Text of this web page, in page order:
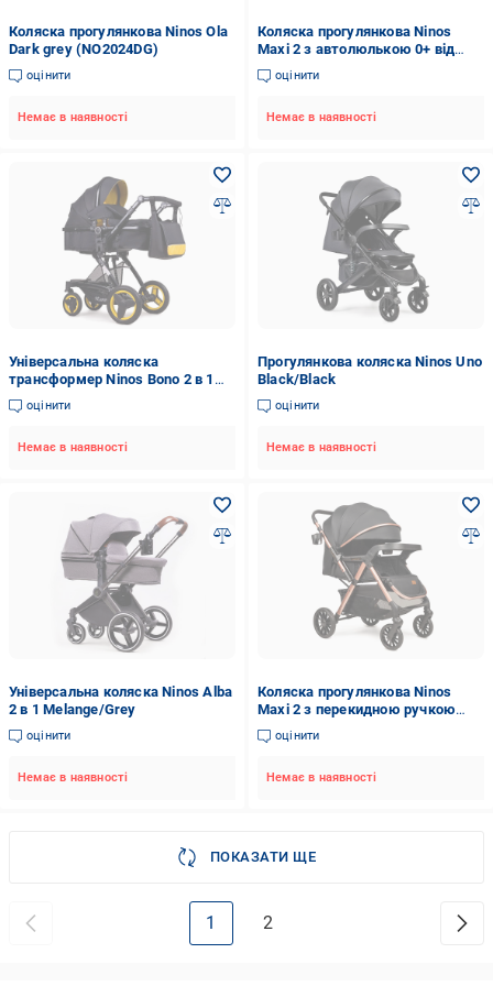
Коляска прогулянкова Ninos Ola
Dark grey (NO2024DG)
оцінити
Немає в наявності
Коляска прогулянкова Ninos
Maxi 2 з автолюлькою 0+ від
народження Light Grey/Graphite
(NM2025CSLB)
оцінити
Немає в наявності
Універсальна коляска
трансформер Ninos Bono 2 в 1
Black/Yellow
оцінити
Немає в наявності
Прогулянкова коляска Ninos Uno
Black/Black
оцінити
Немає в наявності
Універсальна коляска Ninos Alba
2 в 1 Melange/Grey
оцінити
Немає в наявності
Коляска прогулянкова Ninos
Maxi 2 з перекидною ручкою
Black/Gold (NM2025BG)
оцінити
Немає в наявності
ПОКАЗАТИ ЩЕ
1 2